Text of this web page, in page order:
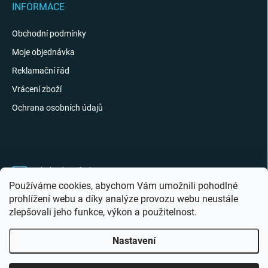
Používáme cookies, abychom Vám umožnili pohodlné
prohlížení webu a díky analýze provozu webu neustále
zlepšovali jeho funkce, výkon a použitelnost.
Nastavení
INFORMACE
Obchodní podmínky
Moje objednávka
Reklamační řád
Vrácení zboží
Ochrana osobních údajů
obchod@giftak.cz
731 320 162
Gifťák se mi líbí!